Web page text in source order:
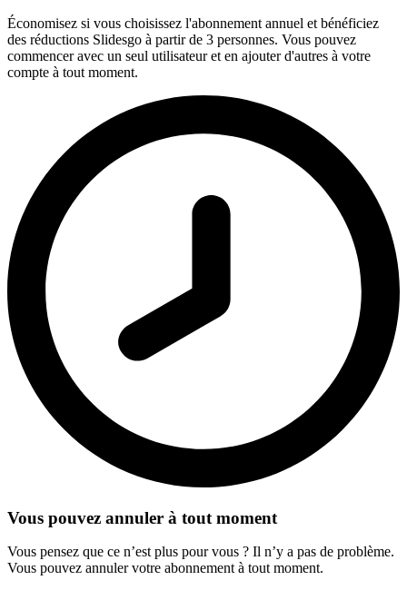
Économisez si vous choisissez l'abonnement annuel et bénéficiez
des réductions Slidesgo à partir de 3 personnes. Vous pouvez
commencer avec un seul utilisateur et en ajouter d'autres à votre
compte à tout moment.
Vous pouvez annuler à tout moment
Vous pensez que ce n’est plus pour vous ? Il n’y a pas de problème.
Vous pouvez annuler votre abonnement à tout moment.